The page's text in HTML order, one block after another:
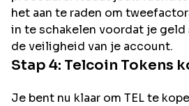
het aan te raden om
in te schakelen voordat je
de veiligheid van je account.
Stap 4: Telcoin Tokens
Je bent nu klaar om TEL te